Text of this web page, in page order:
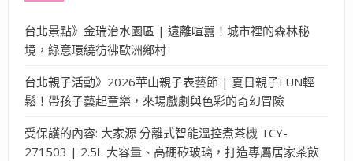
台北景點》金瑞治水園區 | 遠離喧囂！城市裡的森林秘
境，綠意環繞彷彿歐洲鄉村
台北親子活動》2026華山親子表藝節 | 夏日親子FUN輕
鬆！帶孩子藝起童樂，來場戲劇與色彩的奇幻冒險
受保護的內容: 大家源 分離式智能溫控煮茶機 TCY-
271503 | 2.5L 大容量、高硼矽玻璃，打造專屬居家茶飲